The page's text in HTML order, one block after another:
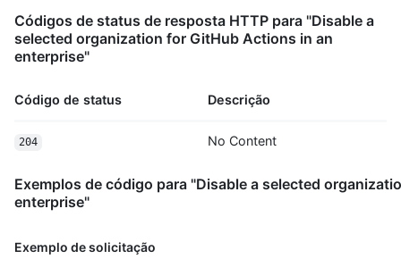
Códigos de status de resposta HTTP para "Disable a
selected organization for GitHub Actions in an
enterprise"
Código de status Descrição
204 No Content
Exemplos de código para "Disable a selected
enterprise"
Exemplo de solicitação